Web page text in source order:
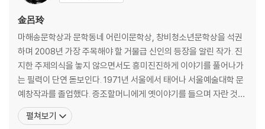
金呂玲
마해송문학상과 문학동네 어린이문학상, 창비청소년문학상을 석권
하며 2008년 가장 주목해야 할 거물급 신인의 등장을 알린 작가. 진
지한 주제의식을 놓지 않으면서도 흥미진진하게 이야기를 풀어나가
는 필력이 단연 돋보인다. 1971년 서울에서 태어나 서울예술대학 문
예창작과를 졸업했다. 증조할머니에게 옛이야기를 들으며 자란 것을
자양분으로 하여 진지한 주제의식을 놓지 않으면서도 흥미진진하게
이야기를 풀어나가는 필력이 돋보이는 작가이다. 기억의 호수에 등장
펼쳐보기